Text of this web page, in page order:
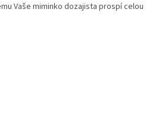
Vaše miminko dozajista prospí celou